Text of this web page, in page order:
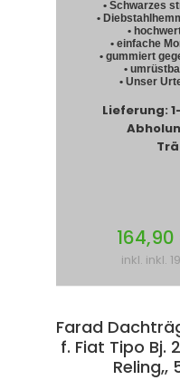
• Schwarzes
•
•
• einfache
• gummiert
•
• Unser
Lieferung:
inkl. inkl.
Farad
f. Fiat Tipo Bj.
Reling,,